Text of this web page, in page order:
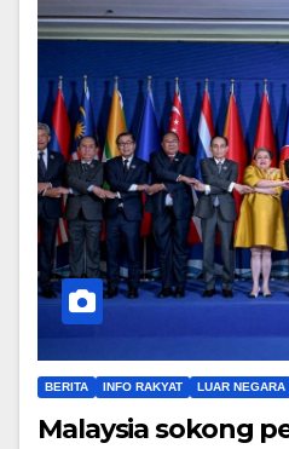
BERITA INFO RAKYAT LUAR NEGARA
Malaysia sokong